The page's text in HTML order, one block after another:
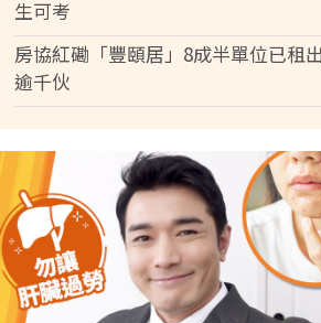
生可考
房協紅磡「豐頤居」8成半單位已租
逾千伙